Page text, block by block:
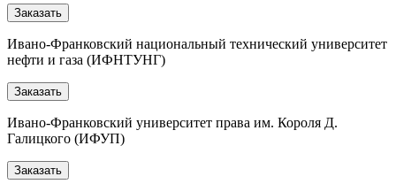
Заказать
Ивано-Франковский национальный технический университет
нефти и газа (ИФНТУНГ)
Заказать
Ивано-Франковский университет права им. Короля Д.
Галицкого (ИФУП)
Заказать